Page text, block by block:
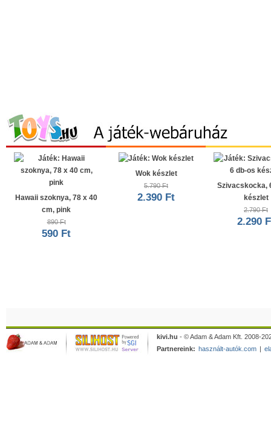
Hawaii szoknya, 78 x 40
cm, pink
890 Ft
590 Ft
Wok készlet
5.790 Ft
2.390 Ft
Szivacskocka,
készlet
2.790 Ft
2.290
kivi.hu - © Adam & Adam Kft. 2008-
Partnereink: használt-autók.com |